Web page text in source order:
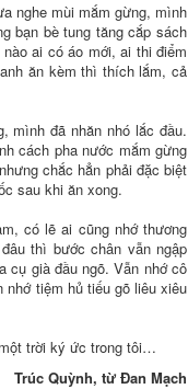
nghe mùi mắm gừng, mình
bạn bè tung tăng cắp sách
ai có áo mới, ai thi điểm
ăn kèm thì thích lắm, cả
mình đã nhăn nhó lắc đầu.
cách pha nước mắm gừng
chắc hẳn phải đặc biệt
sau khi ăn xong.
có lẽ ai cũng nhớ thương
thì bước chân vẫn ngập
cụ già đầu ngõ. Vẫn nhớ cô
tiệm hủ tiếu gõ liêu xiêu
trời ký ức trong tôi…
Trúc Quỳnh, từ Đan Mạch